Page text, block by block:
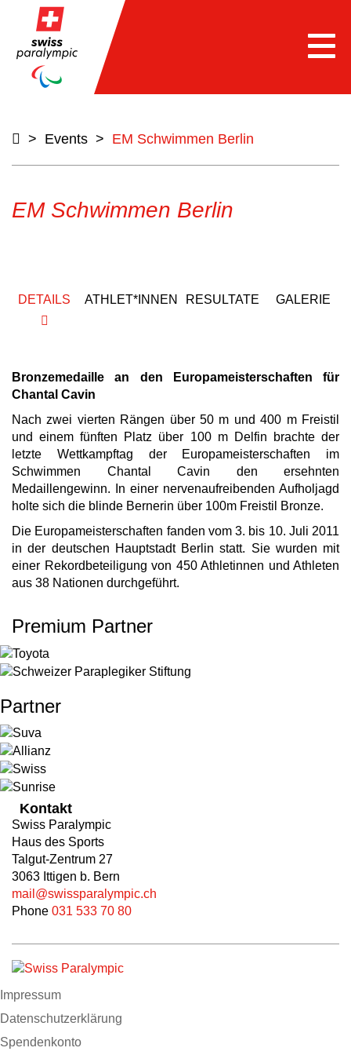
> Events > EM Schwimmen Berlin
EM Schwimmen Berlin
DETAILS ATHLET*INNEN RESULTATE GALERIE
Bronzemedaille an den Europameisterschaften für
Chantal Cavin
Nach zwei vierten Rängen über 50 m und 400 m Freistil
und einem fünften Platz über 100 m Delfin brachte der
letzte Wettkampftag der Europameisterschaften im
Schwimmen Chantal Cavin den ersehnten
Medaillengewinn. In einer nervenaufreibenden Aufholjagd
holte sich die blinde Bernerin über 100m Freistil Bronze.
Die Europameisterschaften fanden vom 3. bis 10. Juli 2011
in der deutschen Hauptstadt Berlin statt. Sie wurden mit
einer Rekordbeteiligung von 450 Athletinnen und Athleten
aus 38 Nationen durchgeführt.
Premium Partner
Partner
Kontakt
Swiss Paralympic
Haus des Sports
Talgut-Zentrum 27
3063 Ittigen b. Bern
mail@swissparalympic.ch
Phone 031 533 70 80
Impressum
Datenschutzerklärung
Spendenkonto